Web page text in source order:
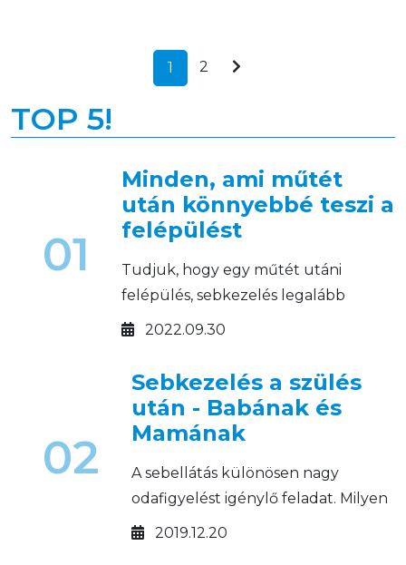
nem kér időben segítséget.
1
2
TOP 5!
01
Minden, ami műtét
után könnyebbé teszi a
felépülést
Tudjuk, hogy egy műtét utáni
felépülés, sebkezelés legalább
annyira rajtunk múlik, mint az
2022.09.30
02
Sebkezelés a szülés
után - Babának és
Mamának
A sebellátás különösen nagy
odafigyelést igénylő feladat. Milyen
sebkezelő készítményeket
2019.12.20